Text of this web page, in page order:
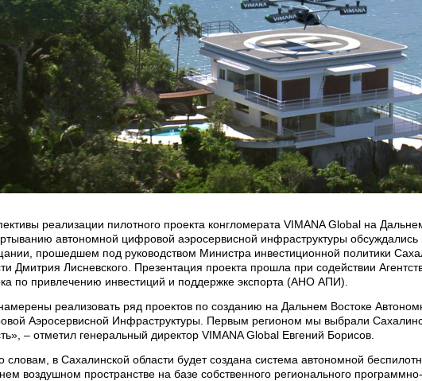
реализации пилотного проекта конгломерата VIMANA Global на
автономной цифровой аэросервисной инфраструктуры обсуждались
прошедшем под руководством Министра инвестиционной политики
Дмитрия Лисневского. Презентация проекта прошла при содействии
по привлечению инвестиций и поддержке экспорта (АНО АПИ).
реализовать ряд проектов по созданию на Дальнем Востоке
Аэросервисной Инфраструктуры. Первым регионом мы выбрали
– отметил генеральный директор VIMANA Global Евгений Борисов.
словам, в Сахалинской области будет создана система автономной
воздушном пространстве на базе собственного регионального